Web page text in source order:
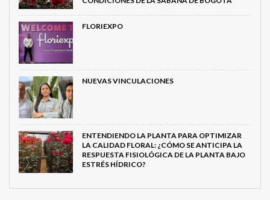
FLORIEXPO
NUEVAS VINCULACIONES
ENTENDIENDO LA PLANTA PARA OPTIMIZAR
LA CALIDAD FLORAL: ¿CÓMO SE ANTICIPA LA
RESPUESTA FISIOLÓGICA DE LA PLANTA BAJO
ESTRÉS HÍDRICO?